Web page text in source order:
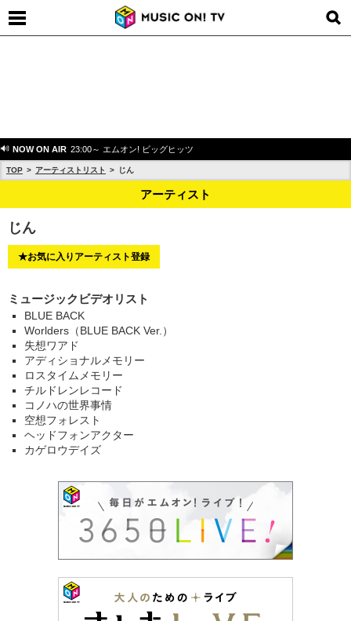
NOW ON AIR 23:00～ エムオン! ビッグヒッツ
TOP アーティストリスト じん
アーティスト
じん
★お気に入りアーティスト登録
ミュージックビデオリスト
BLUE BACK
Worlders（BLUE BACK Ver.）
失想ワアド
アディショナルメモリー
ロスタイムメモリー
チルドレンレコード
コノハの世界事情
空想フォレスト
ヘッドフォンアクター
カゲロウデイズ